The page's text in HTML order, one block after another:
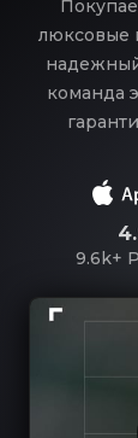
люксовые
команда
9.6k+